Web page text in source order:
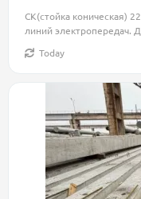
СК(стойка коническая)
линий электропередач.
Today